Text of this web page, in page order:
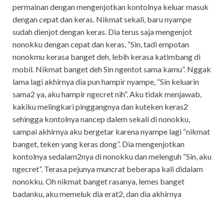
permainan dengan mengenjotkan kontolnya keluar masuk
dengan cepat dan keras. Nikmat sekali, baru nyampe
sudah dienjot dengan keras. Dia terus saja mengenjot
nonokku dengan cepat dan keras, “Sin, tadi empotan
nonokmu kerasa banget deh, lebih kerasa katimbang di
mobil. Nikmat banget deh Sin ngentot sama kamu”. Nggak
lama lagi akhirnya dia pun hampir nyampe, “Sin keluarin
sama2 ya, aku hampir ngecret nih”. Aku tidak menjawab,
kakiku melingkari pinggangnya dan kuteken keras2
sehingga kontolnya nancep dalem sekali di nonokku,
sampai akhirnya aku bergetar karena nyampe lagi “nikmat
banget, teken yang keras dong”. Dia mengenjotkan
kontolnya sedalam2nya di nonokku dan melenguh “Sin, aku
ngecret”. Terasa pejunya muncrat beberapa kali didalam
nonokku. Oh nikmat banget rasanya, lemes banget
badanku, aku memeluk dia erat2, dan dia akhirnya